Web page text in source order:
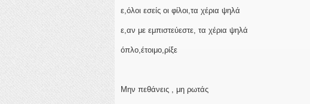
ε,όλοι εσείς οι φίλοι,τα χέρια ψηλά
ε,αν με εμπιστεύεστε, τα χέρια ψηλά
όπλο,έτοιμο,ρίξε
Μην πεθάνεις , μη ρωτάς